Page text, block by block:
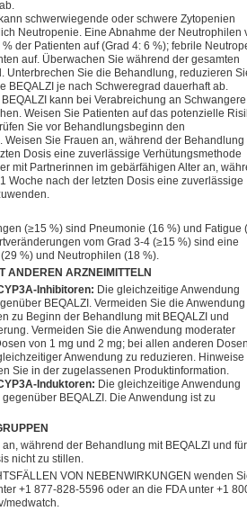
schwerwiegende oder schwere Zytopenien
Neutropenie. Eine Abnahme der Neutrophilen
der Patienten auf (Grad 4: 6 %); febrile
auf. Überwachen Sie während der gesamten
Unterbrechen Sie die Behandlung, reduzieren
BEQALZI je nach Schweregrad dauerhaft ab.
BEQALZI kann bei Verabreichung an Schwangere
Weisen Sie Patienten auf das potenzielle
Sie vor Behandlungsbeginn den
Weisen Sie Frauen an, während der Behandlung
Dosis eine zuverlässige Verhütungsmethode
mit Partnerinnen im gebärfähigen Alter an,
Woche nach der letzten Dosis eine zuverlässige
(≥15 %) sind Pneumonie (16 %) und Fatigue
vom Grad 3-4 (≥15 %) sind eine
%) und Neutrophilen (18 %).
ANDEREN ARZNEIMITTELN
Inhibitoren: Die gleichzeitige Anwendung
BEQALZI. Vermeiden Sie die Anwendung
zu Beginn der Behandlung mit BEQALZI und
Vermeiden Sie die Anwendung moderater
von 1 mg und 2 mg; bei allen anderen
Anwendung zu reduzieren. Hinweise
Sie in der zugelassenen Produktinformation.
Induktoren: Die gleichzeitige Anwendung
BEQALZI. Die Anwendung ist zu
während der Behandlung mit BEQALZI und
nicht zu stillen.
VON NEBENWIRKUNGEN wenden
+1 877-828-5596 oder an die FDA unter +1
medwatch.